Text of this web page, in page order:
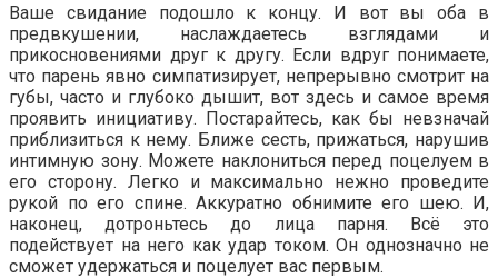
Ваше свидание подошло к концу. И вот вы оба в
предвкушении, наслаждаетесь взглядами и
прикосновениями друг к другу. Если вдруг понимаете,
что парень явно симпатизирует, непрерывно смотрит на
губы, часто и глубоко дышит, вот здесь и самое время
проявить инициативу. Постарайтесь, как бы невзначай
приблизиться к нему. Ближе сесть, прижаться, нарушив
интимную зону. Можете наклониться перед поцелуем в
его сторону. Легко и максимально нежно проведите
рукой по его спине. Аккуратно обнимите его шею. И,
наконец, дотроньтесь до лица парня. Всё это
подействует на него как удар током. Он однозначно не
сможет удержаться и поцелует вас первым.